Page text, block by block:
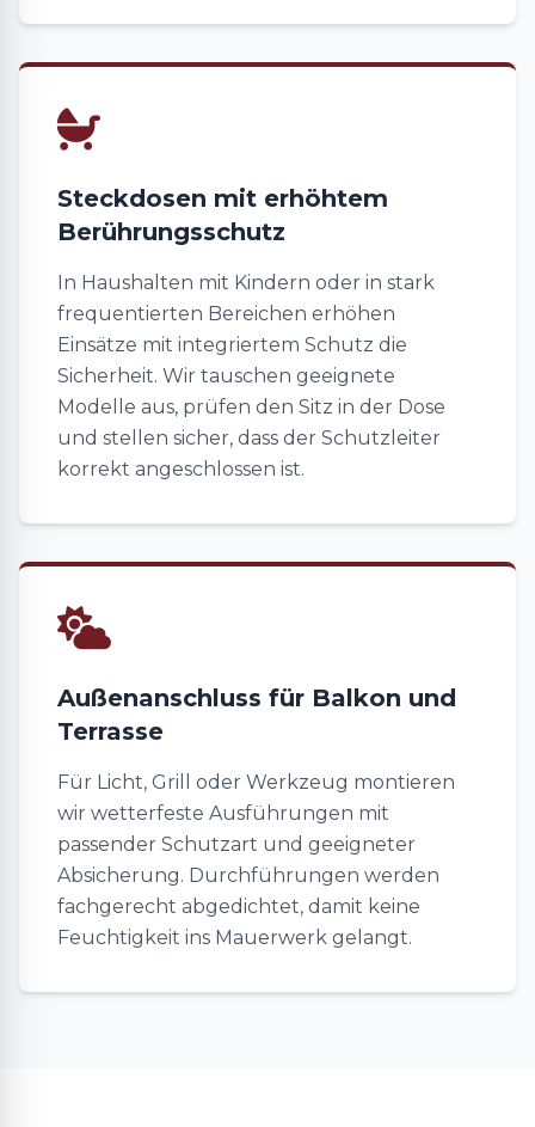
Steckdosen mit erhöhtem
Berührungsschutz
In Haushalten mit Kindern oder in stark
frequentierten Bereichen erhöhen
Einsätze mit integriertem Schutz die
Sicherheit. Wir tauschen geeignete
Modelle aus, prüfen den Sitz in der Dose
und stellen sicher, dass der Schutzleiter
korrekt angeschlossen ist.
Außenanschluss für Balkon und
Terrasse
Für Licht, Grill oder Werkzeug montieren
wir wetterfeste Ausführungen mit
passender Schutzart und geeigneter
Absicherung. Durchführungen werden
fachgerecht abgedichtet, damit keine
Feuchtigkeit ins Mauerwerk gelangt.